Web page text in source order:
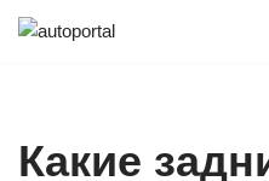
Какие